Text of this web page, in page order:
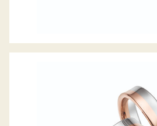
GERSTNER